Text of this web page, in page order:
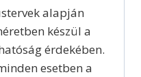
alapján
készül a
érdekében.
esetben a